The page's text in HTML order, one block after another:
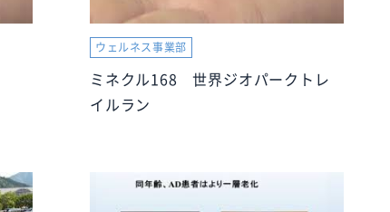
ウェルネス事業部
ミネクル168 世界ジオパークトレ
イルラン